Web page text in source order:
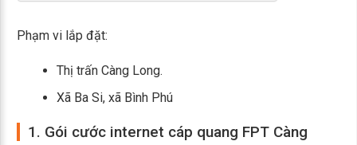
Phạm vi lắp đặt:
Thị trấn Càng Long.
Xã Ba Si, xã Bình Phú
1. Gói cước internet cáp quang FPT Càng